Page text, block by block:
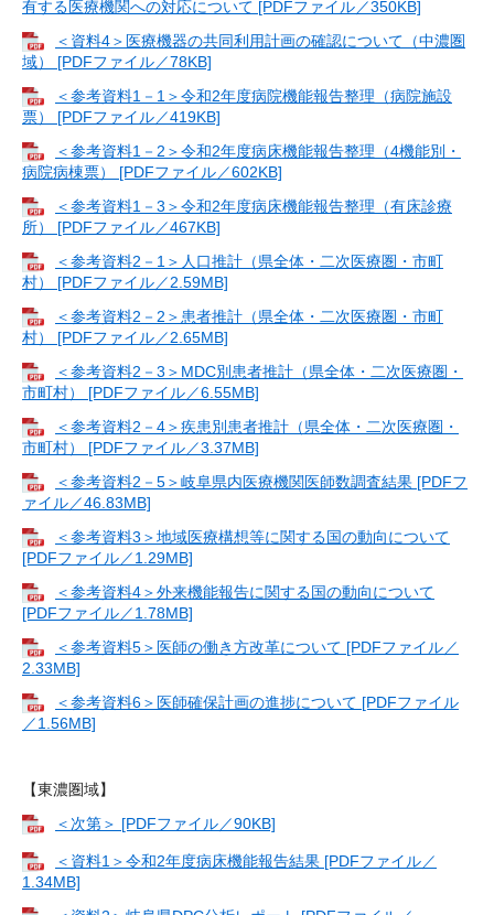
有する医療機関への対応について [PDFファイル／350KB]
＜資料4＞医療機器の共同利用計画の確認について（中濃圏
域） [PDFファイル／78KB]
＜参考資料1－1＞令和2年度病院機能報告整理（病院施設
票） [PDFファイル／419KB]
＜参考資料1－2＞令和2年度病床機能報告整理（4機能別・
病院病棟票） [PDFファイル／602KB]
＜参考資料1－3＞令和2年度病床機能報告整理（有床診療
所） [PDFファイル／467KB]
＜参考資料2－1＞人口推計（県全体・二次医療圏・市町
村） [PDFファイル／2.59MB]
＜参考資料2－2＞患者推計（県全体・二次医療圏・市町
村） [PDFファイル／2.65MB]
＜参考資料2－3＞MDC別患者推計（県全体・二次医療圏・
市町村） [PDFファイル／6.55MB]
＜参考資料2－4＞疾患別患者推計（県全体・二次医療圏・
市町村） [PDFファイル／3.37MB]
＜参考資料2－5＞岐阜県内医療機関医師数調査結果 [PDFフ
ァイル／46.83MB]
＜参考資料3＞地域医療構想等に関する国の動向について
[PDFファイル／1.29MB]
＜参考資料4＞外来機能報告に関する国の動向について
[PDFファイル／1.78MB]
＜参考資料5＞医師の働き方改革について [PDFファイル／
2.33MB]
＜参考資料6＞医師確保計画の進捗について [PDFファイル
／1.56MB]
【東濃圏域】
＜次第＞ [PDFファイル／90KB]
＜資料1＞令和2年度病床機能報告結果 [PDFファイル／
1.34MB]